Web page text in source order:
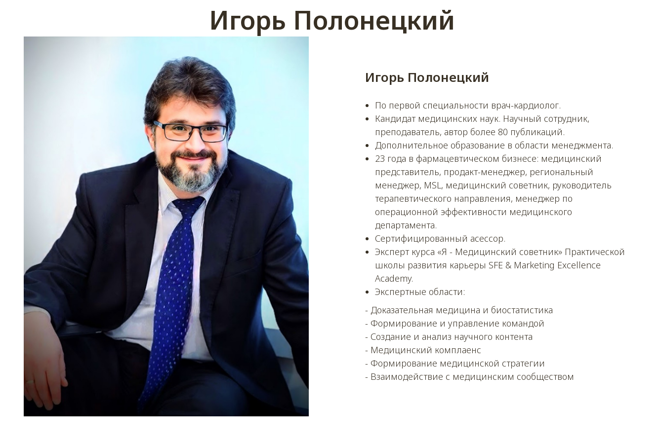
Игорь Полонецкий
Игорь Полонецкий
По первой специальности врач-кардиолог.
Кандидат медицинских наук. Научный сотрудник,
преподаватель, автор более 80 публикаций.
Дополнительное образование в области менеджмента.
23 года в фармацевтическом бизнесе: медицинский
представитель, продакт-менеджер, региональный
менеджер, MSL, медицинский советник, руководитель
терапевтического направления, менеджер по
операционной эффективности медицинского
департамента.
Сертифицированный асессор.
Эксперт курса «Я - Медицинский советник» Практической
школы развития карьеры SFE & Marketing Excellence
Academy.
Экспертные области:
- Доказательная медицина и биостатистика
- Формирование и управление командой
- Создание и анализ научного контента
- Медицинский комплаенс
- Формирование медицинской стратегии
- Взаимодействие с медицинским сообществом